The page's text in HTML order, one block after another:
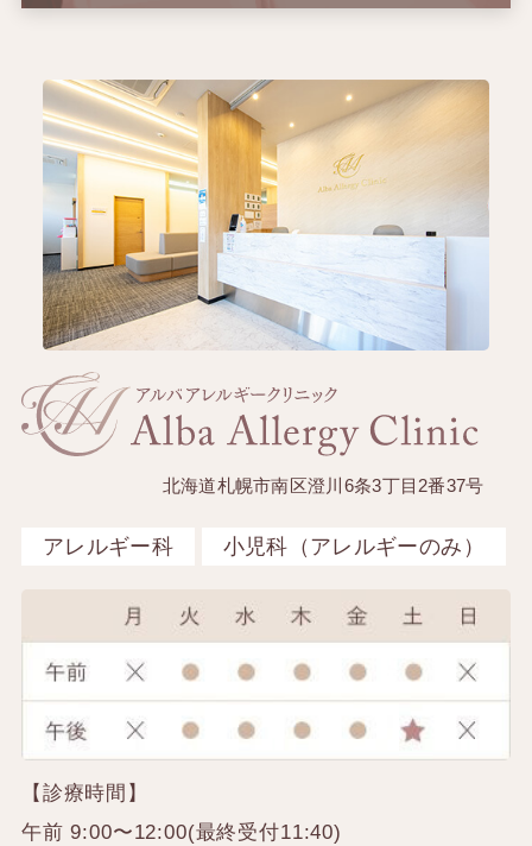
北海道札幌市南区澄川6条3丁目2番37号
アレルギー科 小児科（アレルギーのみ）
【診療時間】
午前 9:00〜12:00(最終受付11:40)